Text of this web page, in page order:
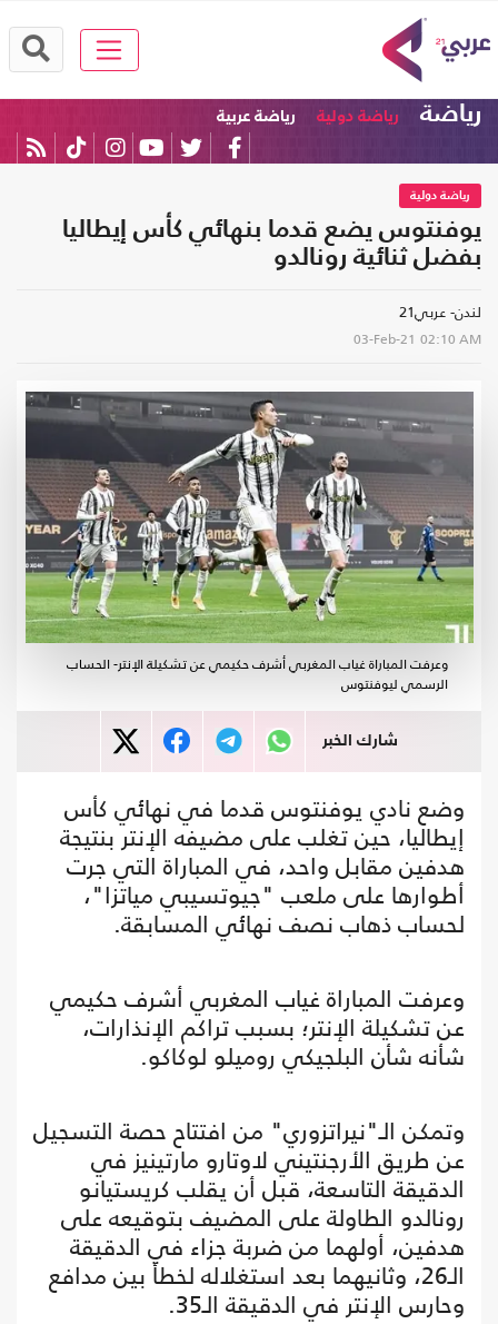
رياضة رياضة دولية رياضة عربية
رياضة دولية
يوفنتوس يضع قدما بنهائي كأس إيطاليا
بفضل ثنائية رونالدو
لندن- عربي21
03-Feb-21 02:10 AM
وعرفت المباراة غياب المغربي أشرف حكيمي عن تشكيلة الإنتر- الحساب
الرسمي ليوفنتوس
شارك الخبر
وضع نادي يوفنتوس قدما في نهائي كأس
إيطاليا، حين تغلب على مضيفه الإنتر بنتيجة
هدفين مقابل واحد، في المباراة التي جرت
أطوارها على ملعب "جيوتسيبي مياتزا"،
لحساب ذهاب نصف نهائي المسابقة.
وعرفت المباراة غياب المغربي أشرف حكيمي
عن تشكيلة الإنتر؛ بسبب تراكم الإنذارات،
شأنه شأن البلجيكي روميلو لوكاكو.
وتمكن الـ"نيراتزوري" من افتتاح حصة التسجيل
عن طريق الأرجنتيني لاوتارو مارتينيز في
الدقيقة التاسعة، قبل أن يقلب كريستيانو
رونالدو الطاولة على المضيف بتوقيعه على
هدفين، أولهما من ضربة جزاء في الدقيقة
الـ26، وثانيهما بعد استغلاله لخطأ بين مدافع
وحارس الإنتر في الدقيقة الـ35.